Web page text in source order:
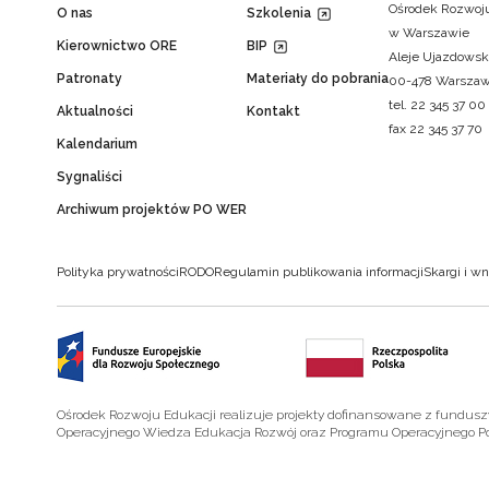
O nas
Kierownictwo ORE
Patronaty
Aktualności
Kalendarium
Sygnaliści
Archiwum projektów PO WER
Szkolenia
BIP
Materiały do pobrania
Kontakt
Ośrodek
w Warszawie
Aleje
00-478
tel. 22 345 37 00
fax 22 345 37 70
Polityka prywatnościRODORegulamin publikowania informacjiSkargi i
Ośrodek Rozwoju Edukacji realizuje projekty dofinansowane z
Operacyjnego Wiedza Edukacja Rozwój oraz Programu Operacyjnego